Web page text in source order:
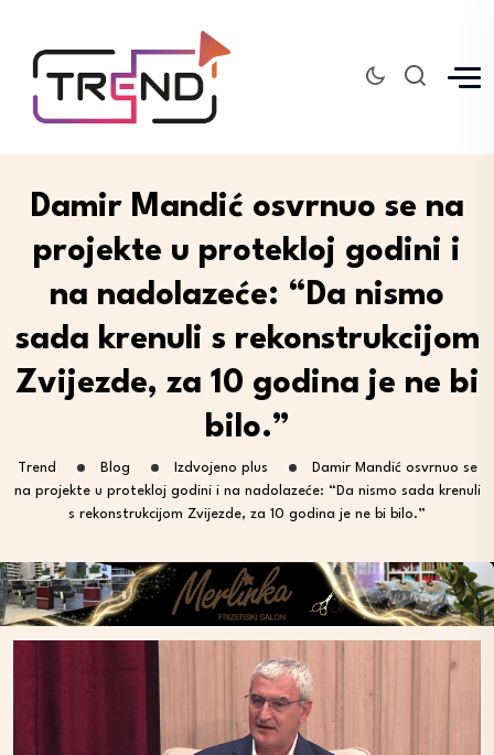
Damir Mandić osvrnuo se na
projekte u protekloj godini i
na nadolazeće: “Da nismo
sada krenuli s rekonstrukcijom
Zvijezde, za 10 godina je ne bi
bilo.”
Trend Blog Izdvojeno plus
Damir Mandić osvrnuo se
na projekte u protekloj godini i na nadolazeće: “Da nismo sada krenuli
s rekonstrukcijom Zvijezde, za 10 godina je ne bi bilo.”